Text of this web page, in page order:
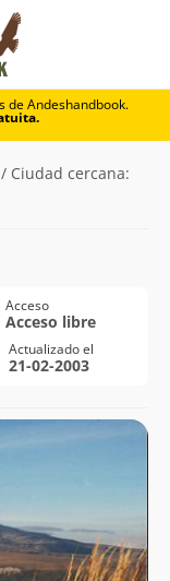
de Andeshandbook.
Ciudad cercana:
Acceso
Acceso libre
Actualizado el
21-02-2003